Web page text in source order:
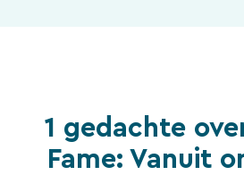
1 gedachte
Fame: Vanuit